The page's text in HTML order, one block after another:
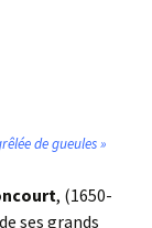
de gueules »
, (1650-
ses grands